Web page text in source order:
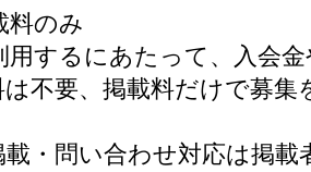
料のみ
用するにあたって、入会
不要、掲載料だけで募
載・問い合わせ対応は掲